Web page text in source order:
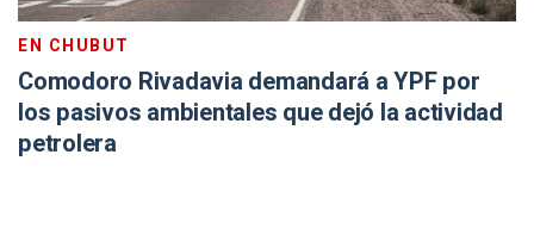
EN CHUBUT
Comodoro Rivadavia demandará a YPF por
los pasivos ambientales que dejó la actividad
petrolera